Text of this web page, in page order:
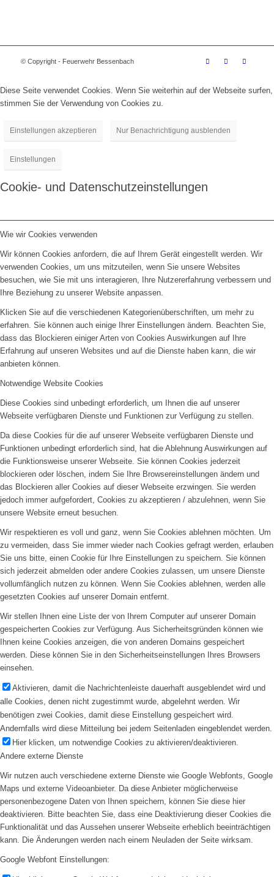
© Copyright - Feuerwehr Bessenbach
Diese Seite verwendet Cookies. Wenn Sie weiterhin auf der Webseite surfen,
stimmen Sie der Verwendung von Cookies zu.
Einstellungen akzeptieren Nur Benachrichtigung ausblenden
Einstellungen
Cookie- und Datenschutzeinstellungen
Wie wir Cookies verwenden
Wir können Cookies anfordern, die auf Ihrem Gerät eingestellt werden. Wir
verwenden Cookies, um uns mitzuteilen, wenn Sie unsere Websites
besuchen, wie Sie mit uns interagieren, Ihre Nutzererfahrung verbessern und
Ihre Beziehung zu unserer Website anpassen.
Klicken Sie auf die verschiedenen Kategorienüberschriften, um mehr zu
erfahren. Sie können auch einige Ihrer Einstellungen ändern. Beachten Sie,
dass das Blockieren einiger Arten von Cookies Auswirkungen auf Ihre
Erfahrung auf unseren Websites und auf die Dienste haben kann, die wir
anbieten können.
Notwendige Website Cookies
Diese Cookies sind unbedingt erforderlich, um Ihnen die auf unserer
Webseite verfügbaren Dienste und Funktionen zur Verfügung zu stellen.
Da diese Cookies für die auf unserer Webseite verfügbaren Dienste und
Funktionen unbedingt erforderlich sind, hat die Ablehnung Auswirkungen auf
die Funktionsweise unserer Webseite. Sie können Cookies jederzeit
blockieren oder löschen, indem Sie Ihre Browsereinstellungen ändern und
das Blockieren aller Cookies auf dieser Webseite erzwingen. Sie werden
jedoch immer aufgefordert, Cookies zu akzeptieren / abzulehnen, wenn Sie
unsere Website erneut besuchen.
Wir respektieren es voll und ganz, wenn Sie Cookies ablehnen möchten. Um
zu vermeiden, dass Sie immer wieder nach Cookies gefragt werden, erlauben
Sie uns bitte, einen Cookie für Ihre Einstellungen zu speichern. Sie können
sich jederzeit abmelden oder andere Cookies zulassen, um unsere Dienste
vollumfänglich nutzen zu können. Wenn Sie Cookies ablehnen, werden alle
gesetzten Cookies auf unserer Domain entfernt.
Wir stellen Ihnen eine Liste der von Ihrem Computer auf unserer Domain
gespeicherten Cookies zur Verfügung. Aus Sicherheitsgründen können wie
Ihnen keine Cookies anzeigen, die von anderen Domains gespeichert
werden. Diese können Sie in den Sicherheitseinstellungen Ihres Browsers
einsehen.
Aktivieren, damit die Nachrichtenleiste dauerhaft ausgeblendet wird und
alle Cookies, denen nicht zugestimmt wurde, abgelehnt werden. Wir
benötigen zwei Cookies, damit diese Einstellung gespeichert wird.
Andernfalls wird diese Mitteilung bei jedem Seitenladen eingeblendet werden.
Hier klicken, um notwendige Cookies zu aktivieren/deaktivieren.
Andere externe Dienste
Wir nutzen auch verschiedene externe Dienste wie Google Webfonts, Google
Maps und externe Videoanbieter. Da diese Anbieter möglicherweise
personenbezogene Daten von Ihnen speichern, können Sie diese hier
deaktivieren. Bitte beachten Sie, dass eine Deaktivierung dieser Cookies die
Funktionalität und das Aussehen unserer Webseite erheblich beeinträchtigen
kann. Die Änderungen werden nach einem Neuladen der Seite wirksam.
Google Webfont Einstellungen: